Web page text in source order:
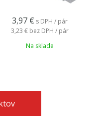
3,97 € s DPH / pár
3,23 € bez DPH / pár
Na sklade